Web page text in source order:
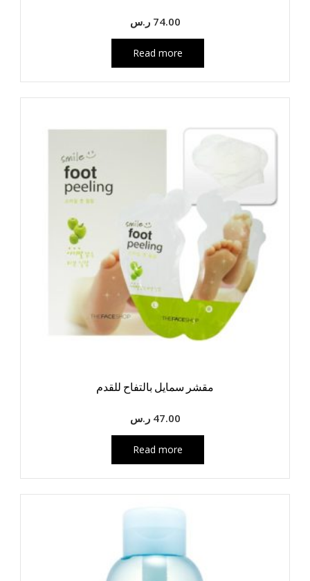
74.00 ر.س
Read more
مقشر سمايل بالتفاح للقدم
47.00 ر.س
Read more